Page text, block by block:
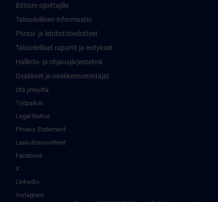
Bittium sijoittajille
Taloudellinen informaatio
Pörssi- ja lehdistötiedotteet
Taloudelliset raportit ja esitykset
Hallinto- ja ohjausjärjestelmä
Osakkeet ja osakkeenomistajat
Ota yhteyttä
Työpaikat
Legal Notice
Privacy Statement
Laskutusosoitteet
Facebook
X
LinkedIn
Instagram